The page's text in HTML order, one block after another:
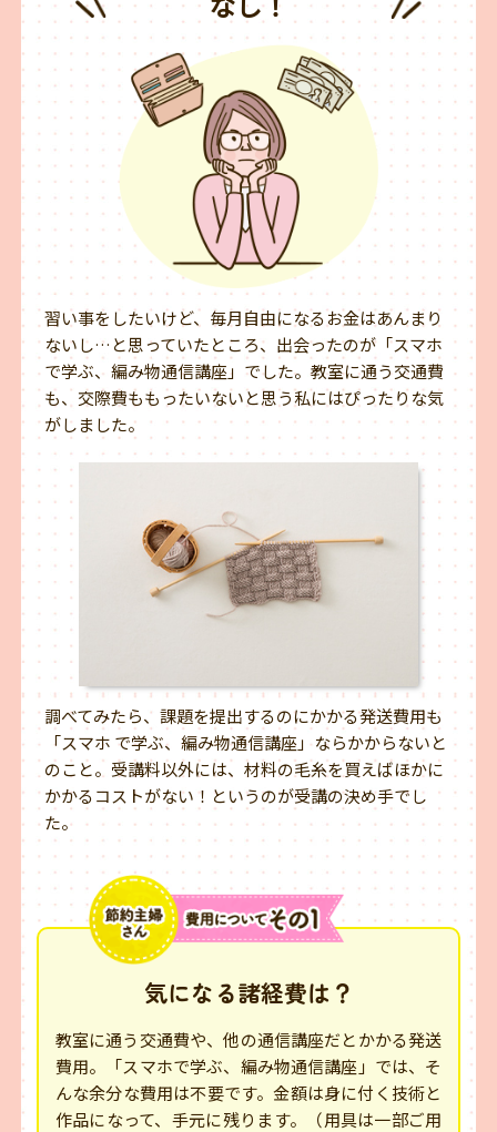
習い事をしたいけど、毎月自由になるお金はあんまり
ないし…と思っていたところ、出会ったのが「スマホ
で学ぶ、編み物通信講座」でした。教室に通う交通費
も、交際費ももったいないと思う私にはぴったりな気
がしました。
調べてみたら、課題を提出するのにかかる発送費用も
「スマホ で学ぶ、編み物通信講座」ならかからないと
のこと。受講料以外には、材料の毛糸を買えばほかに
かかるコストがない！というのが受講の決め手でし
た。
気になる諸経費は？
教室に通う交通費や、他の通信講座だとかかる発送
費用。「スマホで学ぶ、編み物通信講座」では、そ
んな余分な費用は不要です。金額は身に付く技術と
作品になって、手元に残ります。（用具は一部ご用